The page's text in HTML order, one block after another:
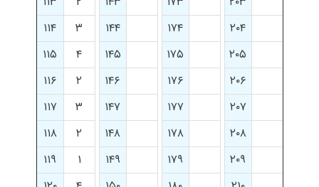
۲۰۴
۱۷۴ ۱۴۴ ۳
۱۱۴
۲۰۵
۱۷۵ ۱۴۵ ۴
۱۱۵
۲۰۶
۱۷۶ ۱۴۶ ۲
۱۱۶
۲۰۷
۱۷۷ ۱۴۷ ۳
۱۱۷
۲۰۸
۱۷۸ ۱۴۸ ۲
۱۱۸
۲۰۹
۱۷۹ ۱۴۹ ۱
۱۱۹